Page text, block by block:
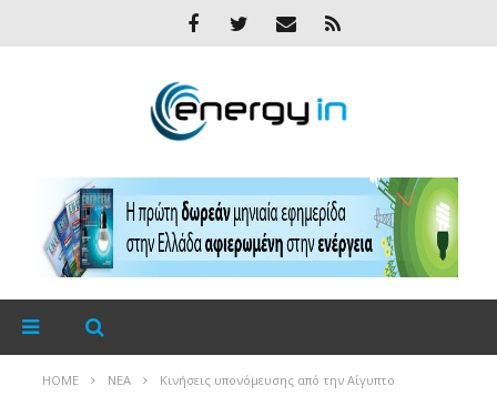
HOME ΝΈΑ Κινήσεις υπονόμευσης από την Αίγυπτο